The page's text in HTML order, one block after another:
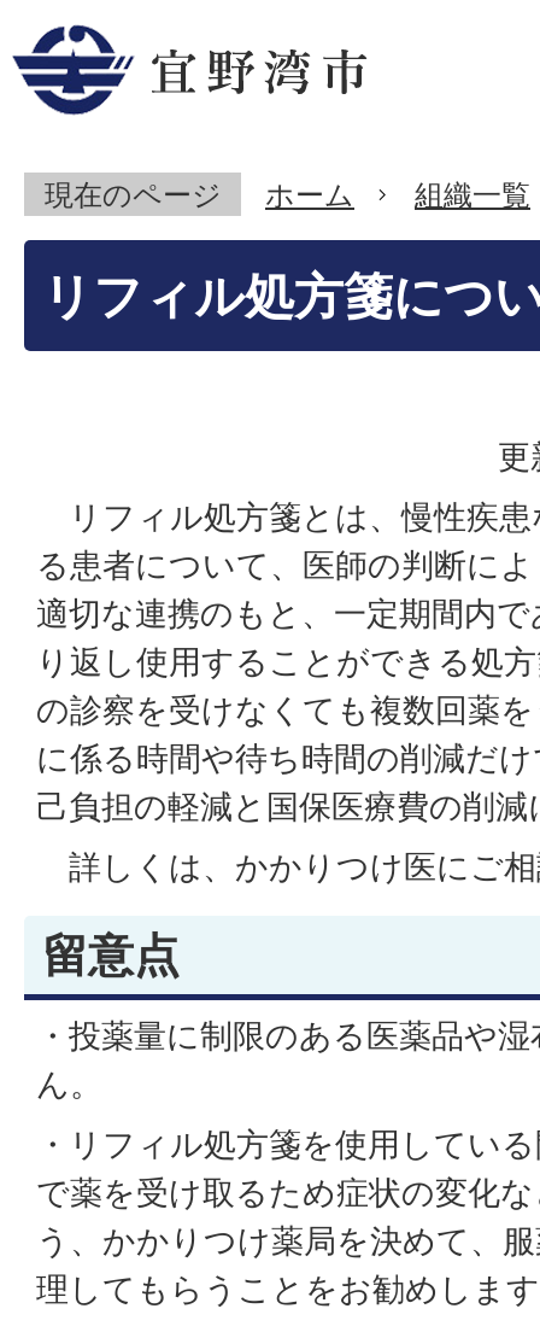
現在のページ ホーム 組織一覧
リフィル処方箋につ
更
リフィル処方箋とは、慢性疾
る患者について、医師の判断に
適切な連携のもと、一定期間内
り返し使用することができる処
の診察を受けなくても複数回薬
に係る時間や待ち時間の削減だ
己負担の軽減と国保医療費の削
詳しくは、かかりつけ医にご
留意点
・投薬量に制限のある医薬品や
ん。
・リフィル処方箋を使用してい
で薬を受け取るため症状の変化
う、かかりつけ薬局を決めて、
理してもらうことをお勧めしま